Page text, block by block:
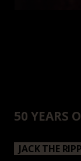
50 YEARS
JACK THE